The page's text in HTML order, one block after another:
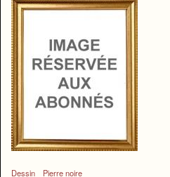
Dessin Pierre noire